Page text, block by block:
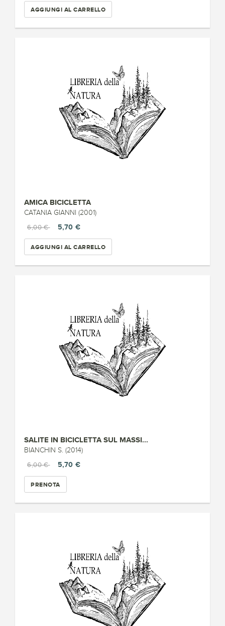
AGGIUNGI AL CARRELLO
AMICA BICICLETTA
CATANIA GIANNI (2001)
6,00 €
5,70 €
AGGIUNGI AL CARRELLO
SALITE IN BICICLETTA SUL MASSI...
BIANCHIN S. (2014)
6,00 €
5,70 €
PRENOTA